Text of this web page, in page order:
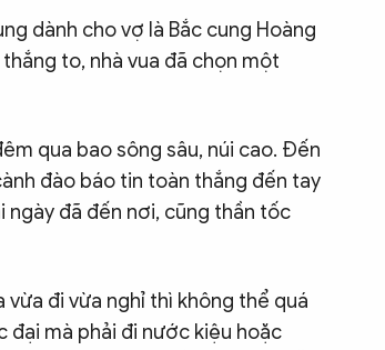
dành cho vợ là Bắc cung Hoàng
to, nhà vua đã chọn một
qua bao sông sâu, núi cao. Đến
đào báo tin toàn thắng đến tay
ngày đã đến nơi, cũng thần tốc
đi vừa nghỉ thì không thể quá
mà phải đi nước kiệu hoặc